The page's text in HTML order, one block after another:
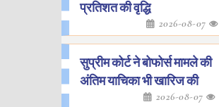
प्रतिशत की वृद्धि
2026-08-07
सुप्रीम कोर्ट ने बोफोर्स मामले की
अंतिम याचिका भी खारिज की
2026-08-07